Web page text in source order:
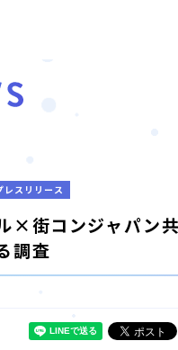
レスリリース
×街コンジャパン
調査